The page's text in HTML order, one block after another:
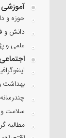
آموزشی
حوزه و
دانش و
علمی و
اجتماعی
بهداشت
سلامت
مطالبه